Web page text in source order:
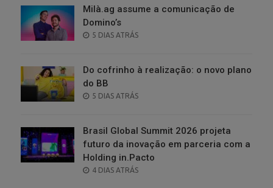
Milà.ag assume a comunicação de
Domino’s
POSTED
5 DIAS ATRÁS
Do cofrinho à realização: o novo plano
do BB
POSTED
5 DIAS ATRÁS
Brasil Global Summit 2026 projeta
futuro da inovação em parceria com a
Holding in.Pacto
POSTED
4 DIAS ATRÁS